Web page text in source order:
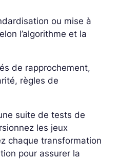
ou mise à
l’algorithme et la
de rapprochement,
règles de
suite de tests de
les jeux
chaque transformation
pour assurer la